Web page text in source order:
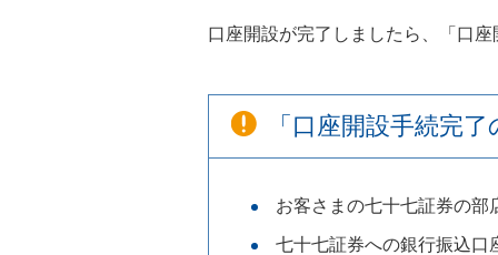
口座開設が完了しましたら、「口
「口座開設手続完
お客さまの七十七証券の部
七十七証券への銀行振込口